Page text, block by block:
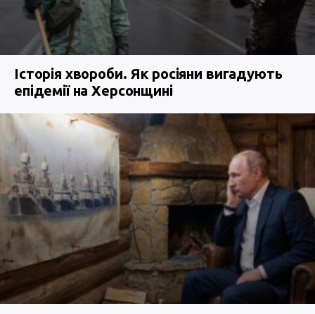
Історія хвороби. Як росіяни вигадують
епідемії на Херсонщині